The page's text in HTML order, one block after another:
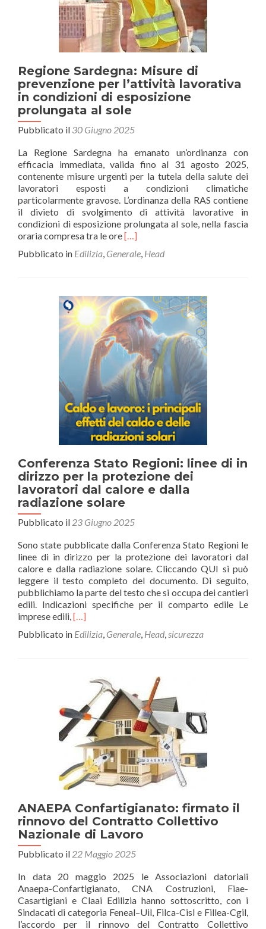
impianti
di
riscaldamento:
nell’Isola
oltre
300mila.
Allarme
degli
sardi
i
rischi
sull’incolumità.
Regione Sardegna: Misure di
prevenzione per l’attività lavorativa
in condizioni di esposizione
prolungata al sole
Pubblicato il 30 Giugno 2025
La Regione Sardegna ha emanato un’ordinanza con
efficacia immediata, valida fino al 31 agosto 2025,
contenente misure urgenti per la tutela della salute dei
lavoratori esposti a condizioni climatiche
particolarmente gravose. L’ordinanza della RAS contiene
il divieto di svolgimento di attività lavorative in
condizioni di esposizione prolungata al sole, nella fascia
oraria compresa tra le oreLeggi
piùRegione
di
prevenzione
per
l’attività
lavorativa
in
condizioni
di
esposizione
prolungata
al
sole
[…]
Pubblicato in Edilizia Generale Head
Conferenza Stato Regioni: linee di in
dirizzo per la protezione dei
lavoratori dal calore e dalla
radiazione solare
Pubblicato il 23 Giugno 2025
Sono state pubblicate dalla Conferenza Stato Regioni le
linee di in dirizzo per la protezione dei lavoratori dal
calore e dalla radiazione solare. Cliccando QUI si può
leggere il testo completo del documento. Di seguito,
pubblichiamo la parte del testo che si occupa dei cantieri
edili. Indicazioni specifiche per il comparto edile Le
imprese edili, Leggi
piùConferenza
dirizzo
per
protezione
dei
lavoratori
dal
e
dalla
radiazione
solare
[…]
Pubblicato in Edilizia Generale Head sicurezza
ANAEPA Confartigianato: firmato il
rinnovo del Contratto Collettivo
Nazionale di Lavoro
Pubblicato il 22 Maggio 2025
In data 20 maggio 2025 le Associazioni datoriali
Anaepa-Confartigianato, CNA Costruzioni, Fiae-
Casartigiani e Claai Edilizia hanno sottoscritto, con i
Sindacati di categoria Feneal–Uil, Filca-Cisl e Fillea-Cgil,
l’accordo per il rinnovo del Contratto Collettivo